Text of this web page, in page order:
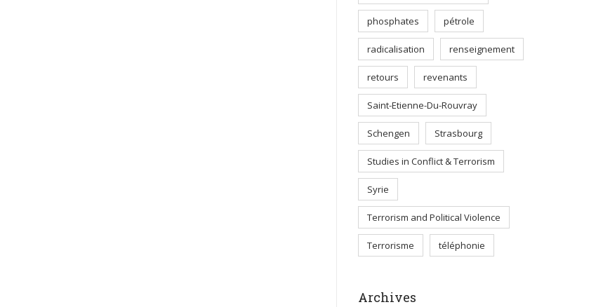
phosphates pétrole
radicalisation renseignement
retours revenants
Saint-Etienne-Du-Rouvray
Schengen Strasbourg
Studies in Conflict & Terrorism
Syrie
Terrorism and Political Violence
Terrorisme téléphonie
Archives